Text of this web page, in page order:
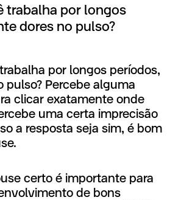
trabalha por longos
dores no pulso?
por longos períodos,
pulso? Percebe alguma
clicar exatamente onde
uma certa imprecisão
a resposta seja sim, é bom
certo é importante para
de bons